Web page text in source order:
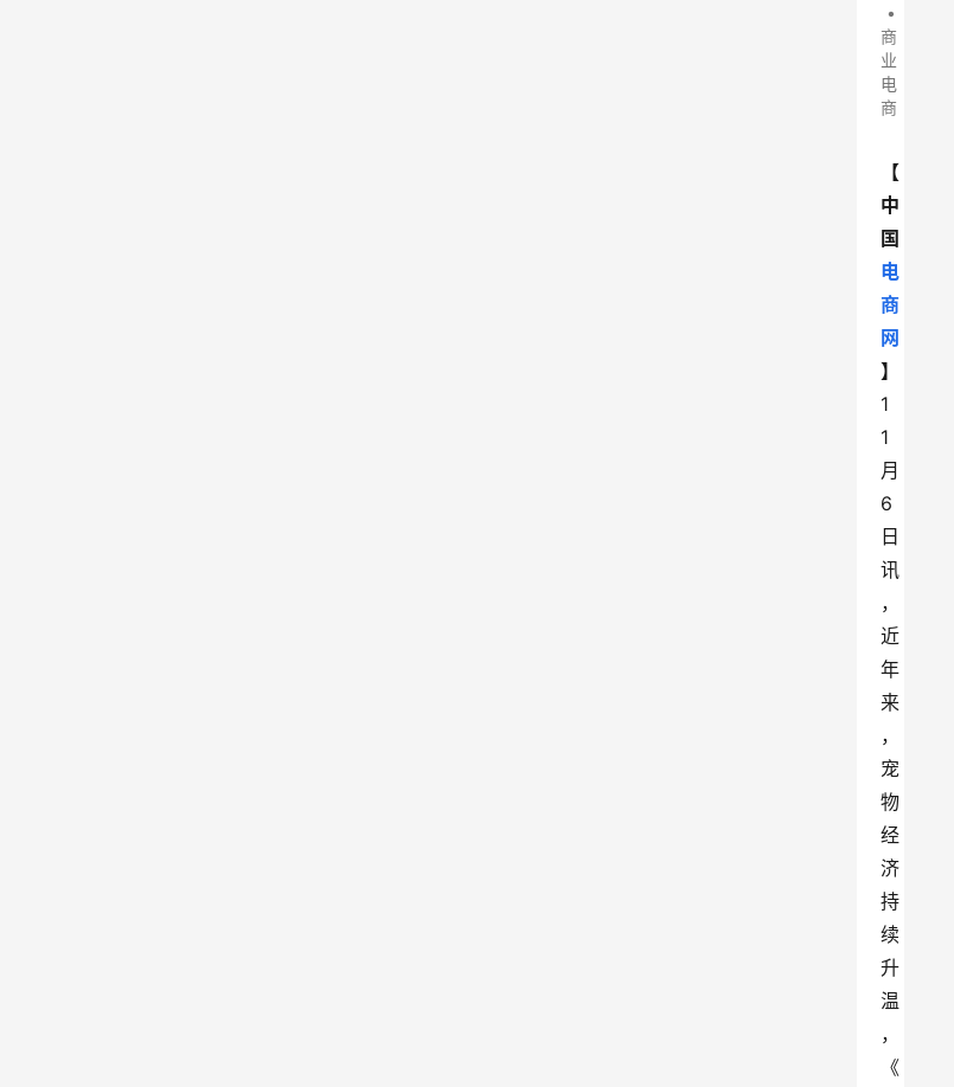
•
商
业
电
商
【
中
国
电
商
网
】
1
1
月
6
日
讯
，
近
年
来
，
宠
物
经
济
持
续
升
温
，
《